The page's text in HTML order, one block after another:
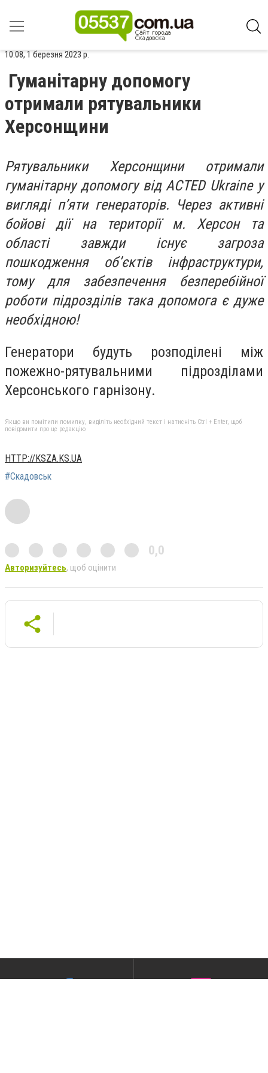
10:08, 1 березня 2023 р.
Гуманітарну допомогу
отримали рятувальники
Херсонщини
Рятувальники Херсонщини отримали
гуманітарну допомогу від ACTED Ukraine у
вигляді п’яти генераторів. Через активні
бойові дії на території м. Херсон та
області завжди існує загроза
пошкодження об’єктів інфраструктури,
тому для забезпечення безперебійної
роботи підрозділів така допомога є дуже
необхідною!
Генератори будуть розподілені між
пожежно-рятувальними підрозділами
Херсонського гарнізону.
Якщо ви помітили помилку, виділіть необхідний текст і натисніть Ctrl + Enter, щоб
повідомити про це редакцію
HTTP://KSZA.KS.UA
#Скадовськ
0,0
Авторизуйтесь, щоб оцінити